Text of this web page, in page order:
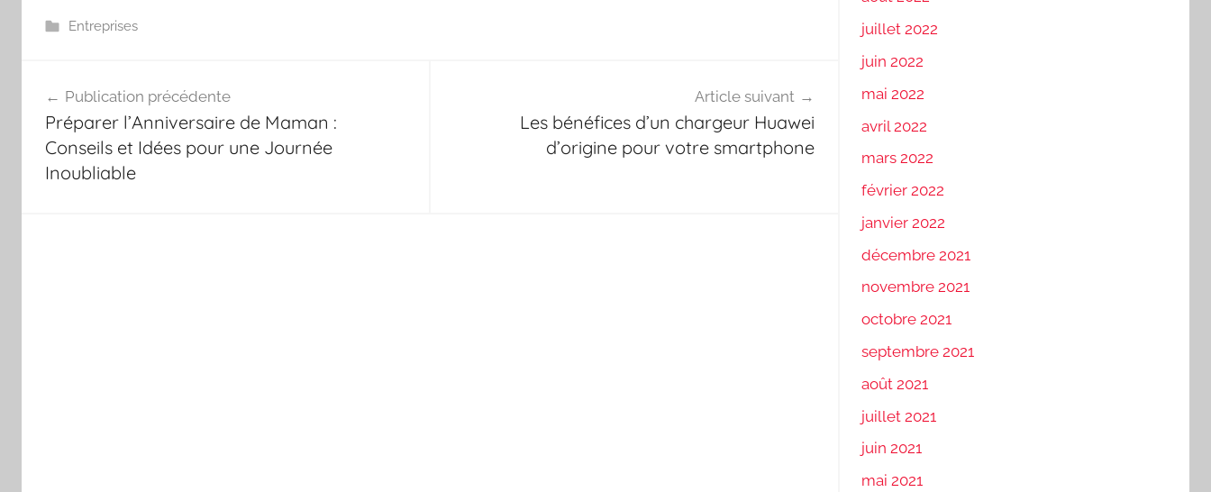
Entreprises
de
l’article
Publication précédente
Préparer l’Anniversaire de Maman :
Conseils et Idées pour une Journée
Inoubliable
Article suivant
Les bénéfices d’un chargeur Huawei
d’origine pour votre smartphone
juillet 2022
juin 2022
mai 2022
avril 2022
mars 2022
février 2022
janvier 2022
décembre 2021
novembre 2021
octobre 2021
septembre 2021
août 2021
juillet 2021
juin 2021
mai 2021